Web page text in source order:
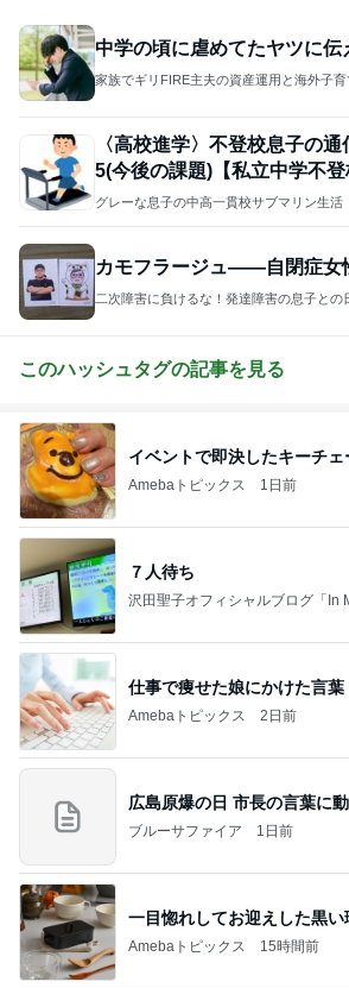
中学の頃に虐めてたヤツに伝
家族でギリFIRE主夫の資産運用と海外子育
〈高校進学〉不登校息子の
5(今後の課題)【私立中学不登
グレーな息子の中高一貫校サブマリン生活
カモフラージュ――自閉症女
二次障害に負けるな！発達障害の息子との
このハッシュタグの記事を見る
イベントで即決したキーチェ
Amebaトピックス 1日前
７人待ち
沢田聖子オフィシャルブログ「In
仕事で痩せた娘にかけた言葉
Amebaトピックス 2日前
広島原爆の日 市長の言葉に
ブルーサファイア 1日前
一目惚れしてお迎えした黒い
Amebaトピックス 15時間前